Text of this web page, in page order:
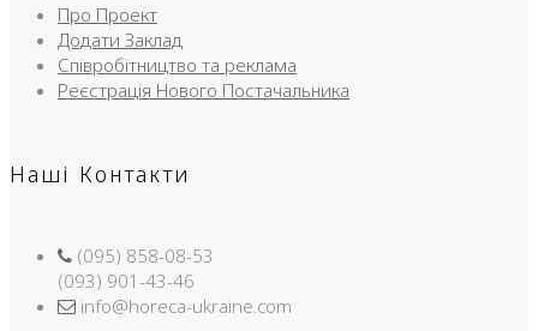
Про Проект
Додати Заклад
Співробітництво та реклама
Реєстрація Нового Постачальника
Наші Контакти
(095) 858-08-53
(093) 901-43-46
info@horeca-ukraine.com